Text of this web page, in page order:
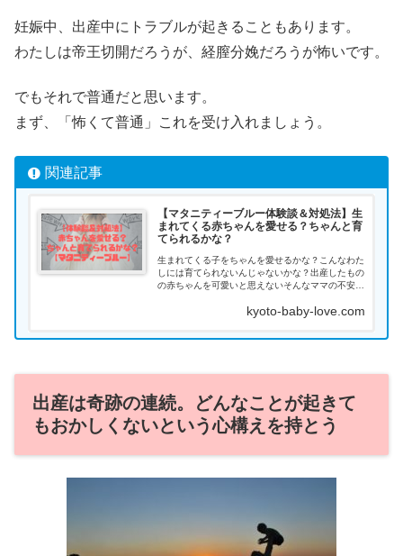
妊娠中、出産中にトラブルが起きることもあります。
わたしは帝王切開だろうが、経膣分娩だろうが怖いです。
でもそれで普通だと思います。
まず、「怖くて普通」これを受け入れましょう。
関連記事
【マタニティーブルー体験談＆対処法】生
まれてくる赤ちゃんを愛せる？ちゃんと育
てられるかな？
生まれてくる子をちゃんを愛せるかな？こんなわた
しには育てられないんじゃないかな？出産したもの
の赤ちゃんを可愛いと思えないそんなママの不安な
る？ちゃんと育てられるか不安。それ...
kyoto-baby-love.com
出産は奇跡の連続。どんなことが起きて
もおかしくないという心構えを持とう